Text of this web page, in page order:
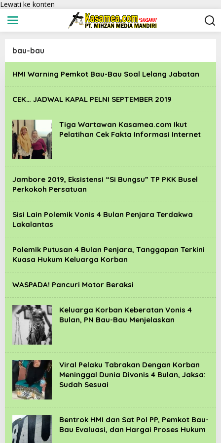
Lewati ke konten
bau-bau
HMI Warning Pemkot Bau-Bau Soal Lelang Jabatan
CEK… JADWAL KAPAL PELNI SEPTEMBER 2019
Tiga Wartawan Kasamea.com Ikut
Pelatihan Cek Fakta Informasi Internet
Jambore 2019, Eksistensi “Si Bungsu” TP PKK Busel
Perkokoh Persatuan
Sisi Lain Polemik Vonis 4 Bulan Penjara Terdakwa
Lakalantas
Polemik Putusan 4 Bulan Penjara, Tanggapan Terkini
Kuasa Hukum Keluarga Korban
WASPADA! Pancuri Motor Beraksi
Keluarga Korban Keberatan Vonis 4
Bulan, PN Bau-Bau Menjelaskan
Viral Pelaku Tabrakan Dengan Korban
Meninggal Dunia Divonis 4 Bulan, Jaksa:
Sudah Sesuai
Bentrok HMI dan Sat Pol PP, Pemkot Bau-
Bau Evaluasi, dan Hargai Proses Hukum